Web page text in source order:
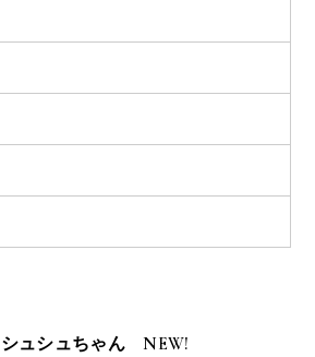
シュシュちゃん NEW!